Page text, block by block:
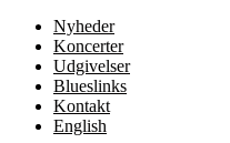
Nyheder
Koncerter
Udgivelser
Blueslinks
Kontakt
English